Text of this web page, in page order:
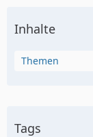
Inhalte
Themen
Tags